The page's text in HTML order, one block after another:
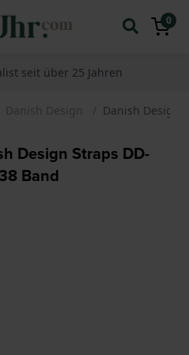
0
seit über 25 Jahren
Danish Design Danish Design
Design Straps DD-
Band